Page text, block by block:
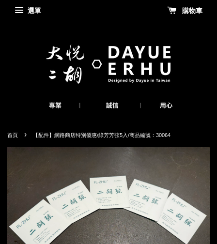
選單 購物車
首頁 › 【配件】網路商店特別優惠/綠芳芳弦5入/商品編號：30064